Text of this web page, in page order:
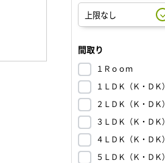
間取り
１Ｒｏｏｍ
１ＬＤＫ（Ｋ・ＤＫ）
２ＬＤＫ（Ｋ・ＤＫ）
３ＬＤＫ（Ｋ・ＤＫ）
４ＬＤＫ（Ｋ・ＤＫ）
５ＬＤＫ（Ｋ・ＤＫ）